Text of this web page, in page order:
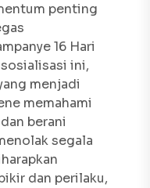
penting
16 Hari
ini,
menjadi
memahami
berani
segala
dan perilaku,